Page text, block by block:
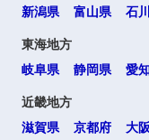
新潟県
富山県 石
東海地方
岐阜県
静岡県 愛
近畿地方
滋賀県
京都府 大